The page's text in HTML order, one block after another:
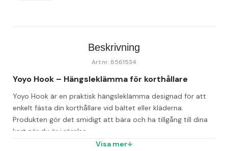
Beskrivning
Art.nr: 8561534
Yoyo Hook – Hängsleklämma för korthållare
Yoyo Hook är en praktisk hängsleklämma designad för att
enkelt fästa din korthållare vid bältet eller kläderna.
Produkten gör det smidigt att bära och ha tillgång till dina
kort när du är i rörelse.
Visa mer